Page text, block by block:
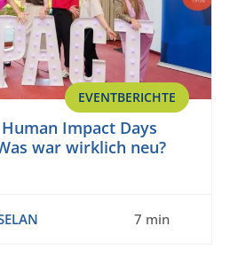
EVENTBERICHTE
Impact Days
war wirklich neu?
7 min